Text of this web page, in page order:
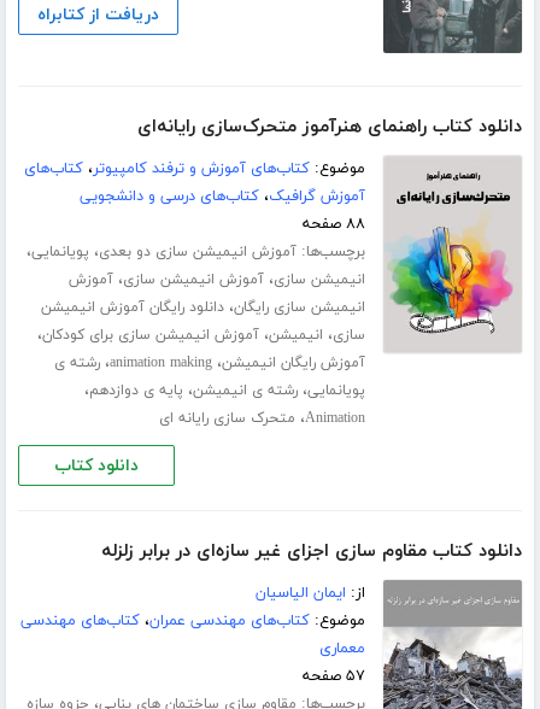
دریافت از کتابراه
دانلود کتاب راهنمای هنرآموز متحرک‌سازی رایانه‌ای
موضوع:کتاب‌های آموزش و ترفند کامپیوتر،کتاب‌های
آموزش گرافیک،کتاب‌های درسی و دانشجویی
۸۸ صفحه
برچسب‌ها:آموزش انیمیشن سازی دو بعدی، پویانمایی،
انیمیشن سازی،آموزش انیمیشن سازی،آموزش
انیمیشن سازی رایگان،دانلود رایگان آموزش انیمیشن
سازی، انیمیشن،آموزش انیمیشن سازی برای کودکان،
آموزش رایگان انیمیشن،animation making،رشته ی
پویانمایی،رشته ی انیمیشن، پایه ی دوازدهم،
Animation، متحرک سازی رایانه ای
دانلود کتاب
دانلود کتاب مقاوم سازی اجزای غیر سازه‌ای در برابر زلزله
از: ایمان الیاسیان
موضوع:کتاب‌های مهندسی عمران،کتاب‌های مهندسی
معماری
۵۷ صفحه
برچسب‌ها: مقاوم سازی ساختمان های بنایی، جزوه سازه